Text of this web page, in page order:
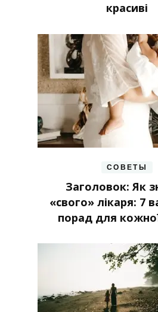
красиві
СОВЕТЫ
Заголовок: Як
«свого» лікаря: 7
порад для